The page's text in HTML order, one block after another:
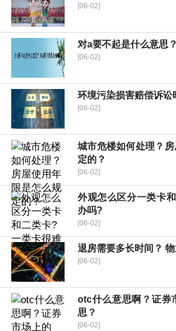
[06-02]
对a要不起是什么意思
[06-02]
环境污染损害赔偿诉讼
[06-02]
城市危楼如何处理？
定的？
[06-02]
外观怎么区分一类卡
办吗?
[06-02]
退房需要多长时间？
[06-02]
otc什么意思啊？证券
思？
[06-02]